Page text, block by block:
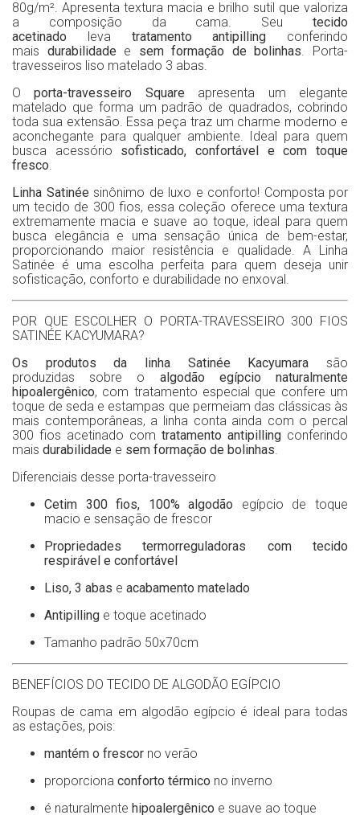
80g/m². Apresenta textura macia e brilho sutil que valoriza
a composição da cama. Seu tecido
acetinado leva tratamento antipilling conferindo
mais durabilidade e sem formação de bolinhas . Porta-
travesseiros liso matelado 3 abas.
Oporta-travesseiro Square apresenta um elegante
matelado que forma um padrão de quadrados, cobrindo
toda sua extensão. Essa peça traz um charme moderno e
aconchegante para qualquer ambiente. Ideal para quem
busca acessório sofisticado, confortável e com toque
fresco
Linha Satinée sinônimo de luxo e conforto! Composta por
um tecido de 300 fios, essa coleção oferece uma textura
extremamente macia e suave ao toque, ideal para quem
busca elegância e uma sensação única de bem-estar,
proporcionando maior resistência e qualidade. A Linha
Satinée é uma escolha perfeita para quem deseja unir
sofisticação, conforto e durabilidade no enxoval.
POR QUE ESCOLHER O PORTA-TRAVESSEIRO 300 FIOS
SATINÉE KACYUMARA?
Os produtos da linha Satinée Kacyumara são
produzidas sobre o algodão egípcio naturalmente
hipoalergênico, com tratamento especial que confere um
toque de seda e estampas que permeiam das clássicas às
mais contemporâneas, a linha conta ainda com o percal
300 fios acetinado com tratamento antipilling conferindo
mais durabilidade e sem formação de bolinhas
Diferenciais desse porta-travesseiro
Cetim 300 fios, 100% algodão egípcio de toque
macio e sensação de frescor
Propriedades termorreguladoras com tecido
respirável e confortável
Liso, 3 abas e acabamento matelado
Antipilling e toque acetinado
Tamanho padrão 50x70cm
BENEFÍCIOS DO TECIDO DE ALGODÃO EGÍPCIO
Roupas de cama em algodão egípcio é ideal para todas
as estações, pois:
mantém o frescor no verão
proporciona conforto térmico no inverno
é naturalmente hipoalergênico e suave ao toque